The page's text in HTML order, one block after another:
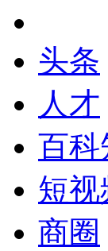
头条
人才
百科
短视
商圈